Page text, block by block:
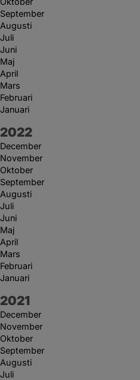
September
Augusti
Juli
Juni
Maj
April
Mars
Februari
Januari
År:
2022
December
November
Oktober
September
Augusti
Juli
Juni
Maj
April
Mars
Februari
Januari
År:
2021
December
November
Oktober
September
Augusti
Juli